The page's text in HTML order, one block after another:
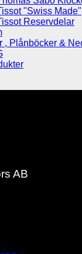
"Swiss Made"
Reservdelar
, Plånböcker &
AB